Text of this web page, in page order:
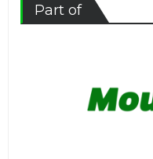
Part of